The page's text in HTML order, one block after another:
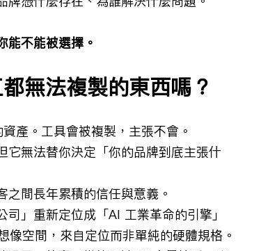
能不能被選擇。
無法複製的東西嗎？
產。工具會被複製，主張不會。
無法替你決定「你的品牌到底主張什
間長年累積的信任與意義。
」重新定位成「AI 工業革命的引擎」
像空間，來自定位而非單純的硬體規格。